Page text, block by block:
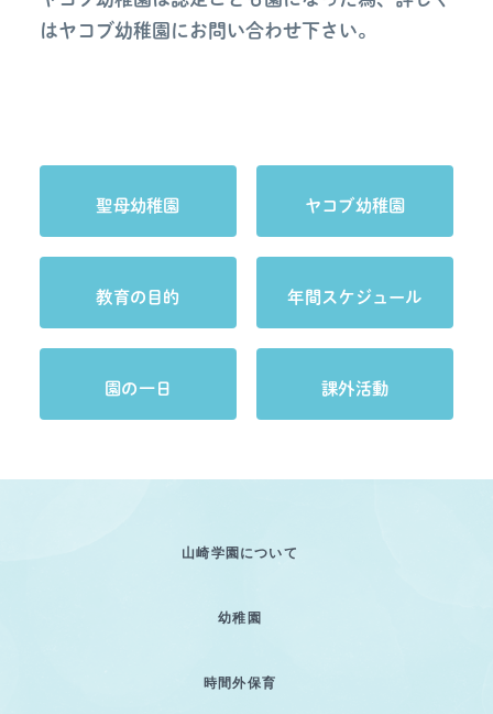
はヤコブ幼稚園にお問い合わせ下さい。
聖母幼稚園 ヤコブ幼稚園
教育の目的 年間スケジュール
園の一日 課外活動
山崎学園について
幼稚園
時間外保育